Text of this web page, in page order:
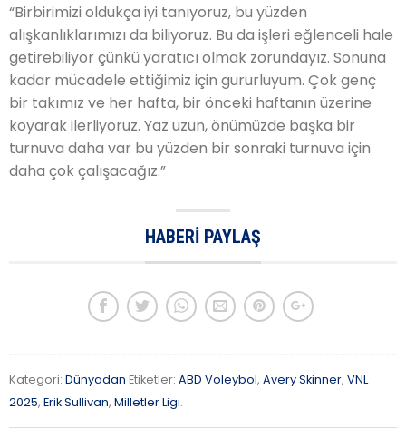
“Birbirimizi oldukça iyi tanıyoruz, bu yüzden
alışkanlıklarımızı da biliyoruz. Bu da işleri eğlenceli hale
getirebiliyor çünkü yaratıcı olmak zorundayız. Sonuna
kadar mücadele ettiğimiz için gururluyum. Çok genç
bir takımız ve her hafta, bir önceki haftanın üzerine
koyarak ilerliyoruz. Yaz uzun, önümüzde başka bir
turnuva daha var bu yüzden bir sonraki turnuva için
daha çok çalışacağız.”
HABERI PAYLAŞ
Kategori: Dünyadan Etiketler: ABD Voleybol, Avery Skinner, VNL
2025, Erik Sullivan, Milletler Ligi.